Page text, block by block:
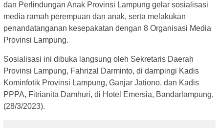
dan Perlindungan Anak Provinsi Lampung gelar sosialisasi
media ramah perempuan dan anak, serta melakukan
penandatanganan kesepakatan dengan 8 Organisasi Media
Provinsi Lampung.
Sosialisasi ini dibuka langsung oleh Sekretaris Daerah
Provinsi Lampung, Fahrizal Darminto, di dampingi Kadis
Kominfotik Provinsi Lampung, Ganjar Jationo, dan Kadis
PPPA, Fitrianita Damhuri, di Hotel Emersia, Bandarlampung,
(28/3/2023).